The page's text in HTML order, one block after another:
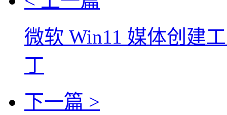
微软 Win11 媒体创建
丁
下一篇 >